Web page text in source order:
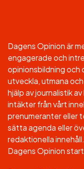
Dagens Opinion är
engagerade och
opinionsbildning och
utveckla, utmana
hjälp av journalistik
intäkter från vårt
prenumeranter eller
sätta agenda eller
redaktionella innehåll.
Dagens Opinion